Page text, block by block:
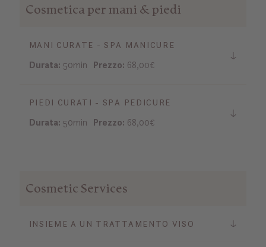
Cosmetica per mani & piedi
MANI CURATE - SPA MANICURE
Durata: 50min Prezzo: 68,00€
PIEDI CURATI - SPA PEDICURE
Durata: 50min Prezzo: 68,00€
Cosmetic Services
INSIEME A UN TRATTAMENTO VISO